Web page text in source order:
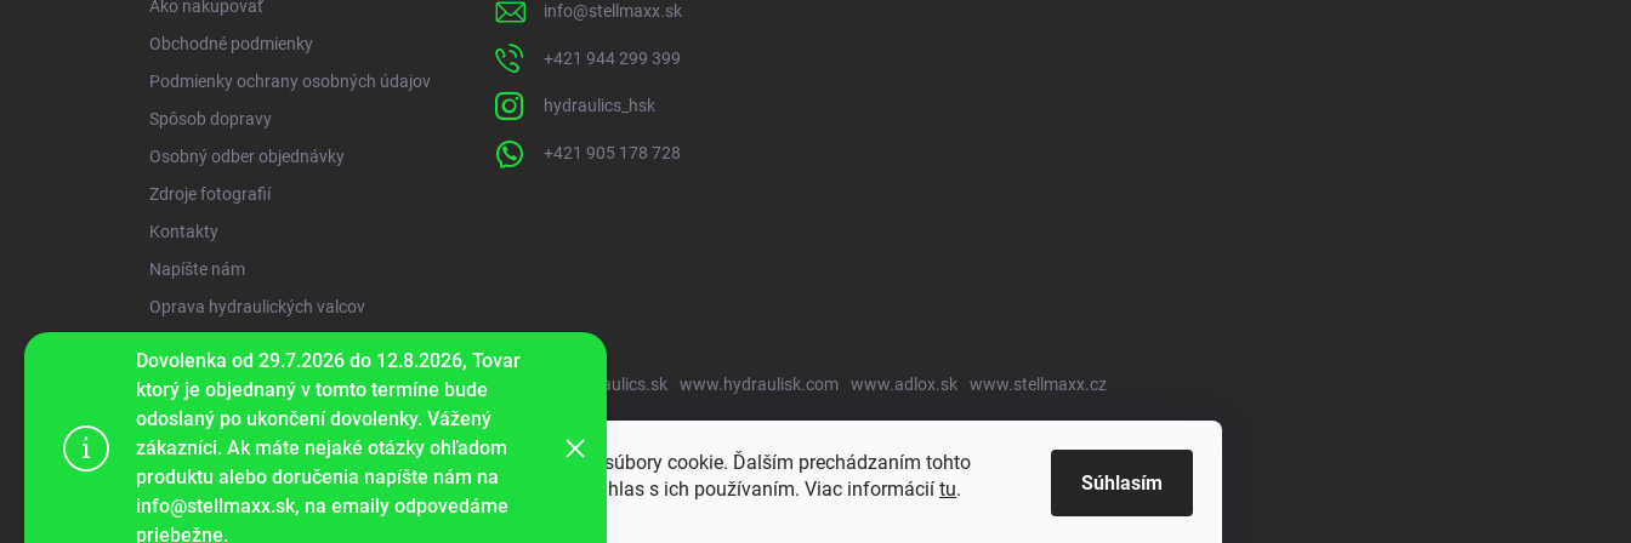
Tento web používa súbory cookie. Ďalším prechádzaním tohto
webu vyjadrujete súhlas s ich používaním. Viac informácií tu. Súhlasím
Dovolenka od 29.7.2026 do 12.8.2026, Tovar
ktorý je objednaný v tomto termíne bude
odoslaný po ukončení dovolenky. Vážený
zákazníci. Ak máte nejaké otázky ohľadom
produktu alebo doručenia napíšte nám na
info@stellmaxx.sk, na emaily odpovedáme
priebežne.
Ako nakupovať
Obchodné podmienky
Podmienky ochrany osobných údajov
Spôsob dopravy
Osobný odber objednávky
Zdroje fotografií
Kontakty
Napíšte nám
Oprava hydraulických valcov
info@stellmaxx.sk
+421 944 299 399
hydraulics_hsk
+421 905 178 728
www.hydraulics.sk www.hydraulisk.com www.adlox.sk www.stellmaxx.cz